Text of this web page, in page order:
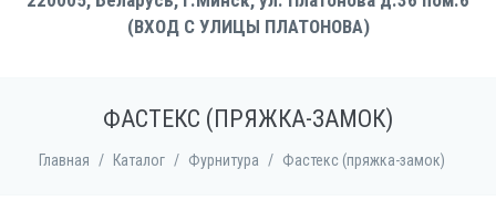
(ВХОД С УЛИЦЫ ПЛАТОНОВА)
ФАСТЕКС (ПРЯЖКА-ЗАМОК)
Главная / Каталог / Фурнитура / Фастекс (пряжка-замок)